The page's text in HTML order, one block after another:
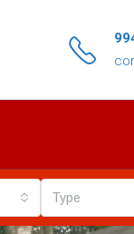
Type